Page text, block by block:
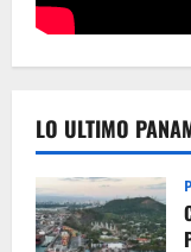
LO ULTIMO